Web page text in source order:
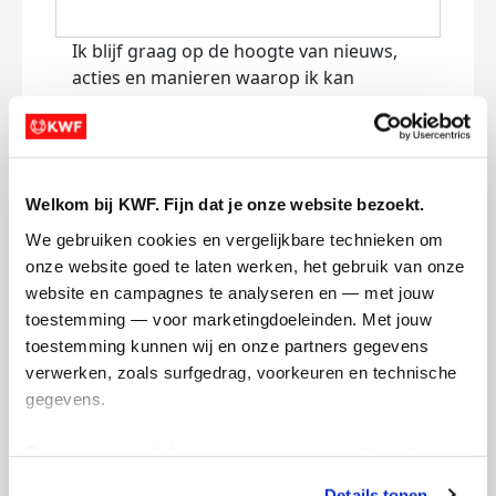
Welkom bij KWF. Fijn dat je onze website bezoekt.
We gebruiken cookies en vergelijkbare technieken om
onze website goed te laten werken, het gebruik van onze
website en campagnes te analyseren en — met jouw
toestemming — voor marketingdoeleinden. Met jouw
toestemming kunnen wij en onze partners gegevens
verwerken, zoals surfgedrag, voorkeuren en technische
gegevens.
Ik blijf graag op de hoogte van nieuws,
acties en manieren waarop ik kan
persoonsgegevens.
Jouw bericht op de actiepagina van Marika vd
Berg (optioneel)
0/150
Naam die op de pagina verschijnt